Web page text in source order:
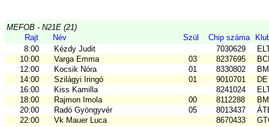
MEFOB - N21E (21)
Rajt
Név Szül Chip száma
8:00
Kézdy Judit 7030629
10:00
Varga Emma 03 8237695
12:00
Kocsik Nóra 01 8330802
14:00
Szilágyi Iringó 01 9010701
16:00
Kiss Kamilla 8241024
18:00
Rajmon Imola 00 8112288
20:00
Radó Gyöngyvér 05 8013437
22:00
Vk Mauer Luca 8670433